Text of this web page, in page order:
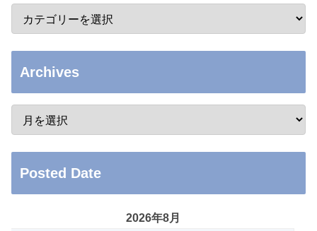
Archives
Posted Date
2026年8月